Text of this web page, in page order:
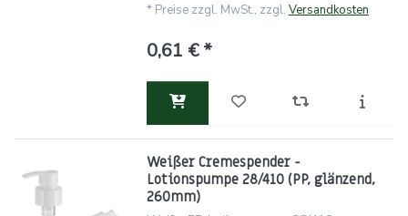
* Preise zzgl. MwSt., zzgl. Versandkosten
0,61 € *
Weißer Cremespender -
Lotionspumpe 28/410 (PP, glänzend,
260mm)